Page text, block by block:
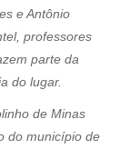
e Antônio
professores
parte da
do lugar.
de Minas
do município de